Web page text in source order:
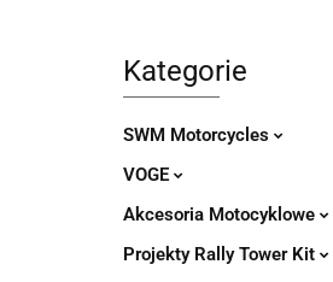
Kategorie
SWM Motorcycles
VOGE
Akcesoria Motocyklowe
Projekty Rally Tower Kit